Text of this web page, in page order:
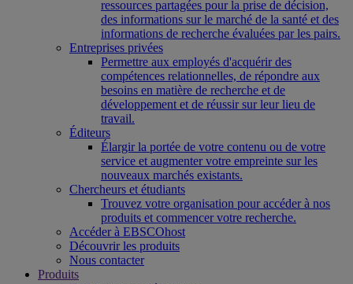
ressources partagées pour la prise de décision,
des informations sur le marché de la santé et des
informations de recherche évaluées par les pairs.
Entreprises privées
Permettre aux employés d'acquérir des
compétences relationnelles, de répondre aux
besoins en matière de recherche et de
développement et de réussir sur leur lieu de
travail.
Éditeurs
Élargir la portée de votre contenu ou de votre
service et augmenter votre empreinte sur les
nouveaux marchés existants.
Chercheurs et étudiants
Trouvez votre organisation pour accéder à nos
produits et commencer votre recherche.
Accéder à EBSCOhost
Découvrir les produits
Nous contacter
Produits